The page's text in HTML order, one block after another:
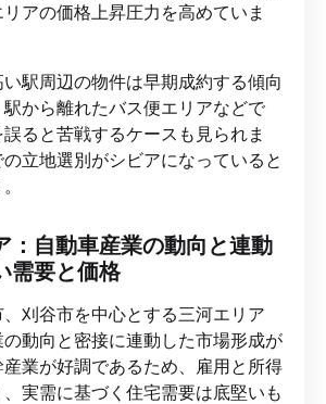
アの価格上昇圧力を高めていま
駅周辺の物件は早期成約する傾向
から離れたバス便エリアなどで
ると苦戦するケースも見られま
立地選別がシビアになっていると
：自動車産業の動向と連動
需要と価格
刈谷市を中心とする三河エリア
動向と密接に連動した市場形成が
業が好調であるため、雇用と所得
実需に基づく住宅需要は底堅いも